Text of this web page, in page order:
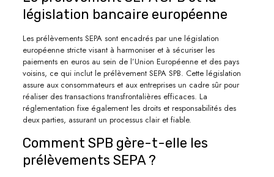
législation bancaire européenne
Les prélèvements SEPA sont encadrés par une législation
européenne stricte visant à harmoniser et à sécuriser les
paiements en euros au sein de l’Union Européenne et des pays
voisins, ce qui inclut le prélèvement SEPA SPB. Cette législation
assure aux consommateurs et aux entreprises un cadre sûr pour
réaliser des transactions transfrontalières efficaces. La
réglementation fixe également les droits et responsabilités des
deux parties, assurant un processus clair et fiable.
Comment SPB gère-t-elle les
prélèvements SEPA ?